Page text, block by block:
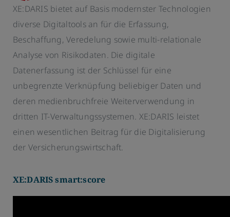
XE:DARIS bietet auf Basis modernster Technologien
diverse Digitaltools an für die Erfassung,
Beschaffung, Veredelung sowie multi-relationale
Analyse von Risikodaten. Die digitale
Datenerfassung ist der Schlüssel für eine
unbegrenzte Verknüpfung beliebiger Daten und
deren medienbruchfreie Weiterverwendung in
dritten IT-Verwaltungssystemen. XE:DARIS leistet
einen wesentlichen Beitrag für die Digitalisierung
der Versicherungswirtschaft.
XE:DARIS smart:score